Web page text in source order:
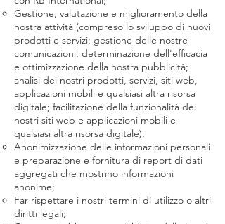
Gestione, valutazione e miglioramento della
nostra attività (compreso lo sviluppo di nuovi
prodotti e servizi; gestione delle nostre
comunicazioni; determinazione dell'efficacia
e ottimizzazione della nostra pubblicità;
analisi dei nostri prodotti, servizi, siti web,
applicazioni mobili e qualsiasi altra risorsa
digitale; facilitazione della funzionalità dei
nostri siti web e applicazioni mobili e
qualsiasi altra risorsa digitale);
Anonimizzazione delle informazioni personali
e preparazione e fornitura di report di dati
aggregati che mostrino informazioni
anonime;
Far rispettare i nostri termini di utilizzo o altri
diritti legali;